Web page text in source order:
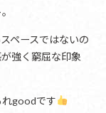
ペースではないの
強く窮屈な印象
れgoodです